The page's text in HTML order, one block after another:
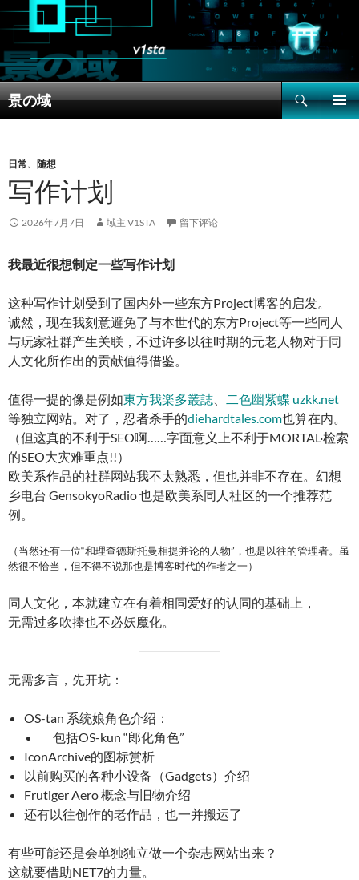
景の域
搜
索
文
日常、 随想
写作计划
2026年7月7日 域主 V1STA 留下评论
我最近很想制定一些写作计划
这种写作计划受到了国内外一些东方Project博客的启发。
诚然，现在我刻意避免了与本世代的东方Project等一些同人
与玩家社群产生关联，不过许多以往时期的元老人物对于同
人文化所作出的贡献值得借鉴。
值得一提的像是例如東方我楽多叢誌
二色幽紫蝶 uzkk.net
等独立网站。对了，忍者杀手的diehardtales.com也算在内。
（但这真的不利于SEO啊……字面意义上不利于MORTAL·检索
的SEO大灾难重点!!）
欧美系作品的社群网站我不太熟悉，但也并非不存在。幻想
乡电台 GensokyoRadio 也是欧美系同人社区的一个推荐范
例。
（当然还有一位“和理查德斯托曼相提并论的人物”，也是以往的管理者。虽
然很不恰当，但不得不说那也是博客时代的作者之一）
同人文化，本就建立在有着相同爱好的认同的基础上，
无需过多吹捧也不必妖魔化。
无需多言，先开坑：
OS-tan 系统娘角色介绍：
包括OS-kun “郎化角色”
IconArchive的图标赏析
以前购买的各种小设备（Gadgets）介绍
Frutiger Aero 概念与旧物介绍
还有以往创作的老作品，也一并搬运了
有些可能还是会单独独立做一个杂志网站出来？
这就要借助NET7的力量。